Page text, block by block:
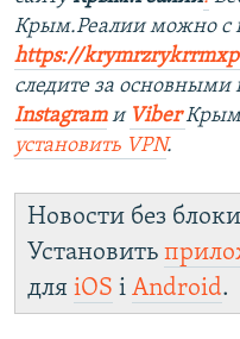
Крым.Реалии можно
https://
следите за основными
Instagram и Viber
установить VPN.
Новости без
Установить
для iOS і Android.